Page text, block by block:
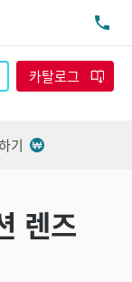
카탈로그
기
렌즈